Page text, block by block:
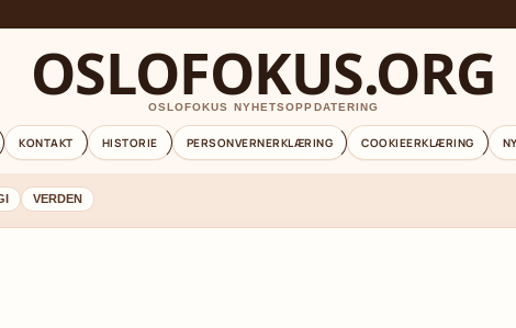
OSLOFOKUS.ORG
OSLOFOKUS NYHETSOPPDATERING
KONTAKT HISTORIE PERSONVERNERKLÆRING COOKIEERKLÆRING
VERDEN